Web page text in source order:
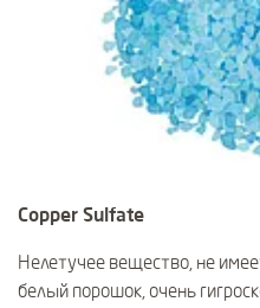
Copper Sulfate
Нелетучее вещество, не
белый порошок, очень